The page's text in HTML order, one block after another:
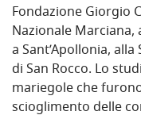
Fondazione Giorgio
Nazionale Marciana,
a Sant’Apollonia,
di San Rocco. Lo
mariegole che
scioglimento delle